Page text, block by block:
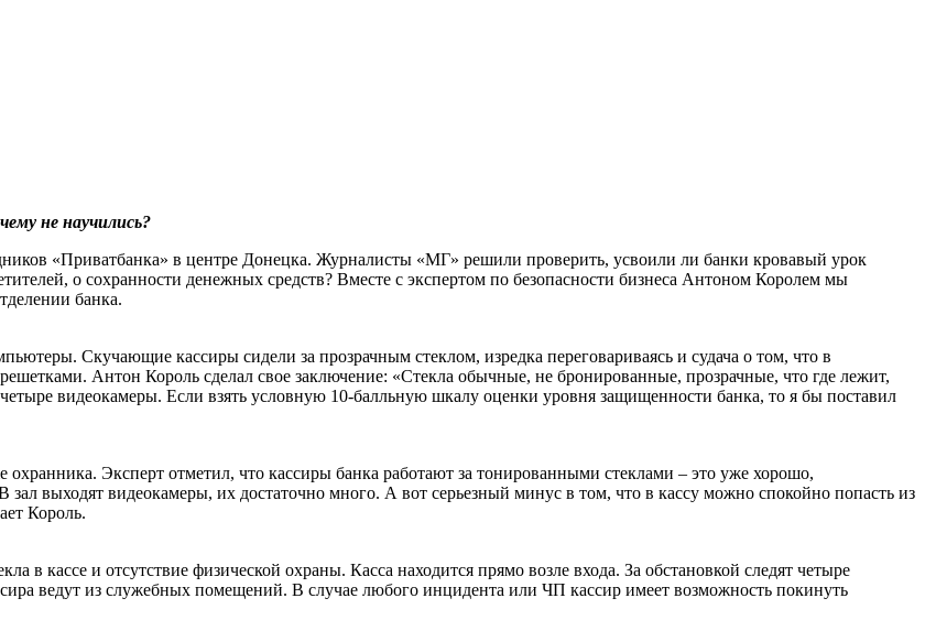
не научились?
«Приватбанка» в центре Донецка. Журналисты «МГ» решили проверить, усвоили ли банки кровавый урок
о сохранности денежных средств? Вместе с экспертом по безопасности бизнеса Антоном Королем мы
банка.
Скучающие кассиры сидели за прозрачным стеклом, изредка переговариваясь и судача о том, что в
Антон Король сделал свое заключение: «Стекла обычные, не бронированные, прозрачные, что где лежит,
видеокамеры. Если взять условную 10-балльную шкалу оценки уровня защищенности банка, то я бы поставил
Эксперт отметил, что кассиры банка работают за тонированными стеклами – это уже хорошо,
выходят видеокамеры, их достаточно много. А вот серьезный минус в том, что в кассу можно спокойно попасть из
Король.
кассе и отсутствие физической охраны. Касса находится прямо возле входа. За обстановкой следят четыре
ведут из служебных помещений. В случае любого инцидента или ЧП кассир имеет возможность покинуть